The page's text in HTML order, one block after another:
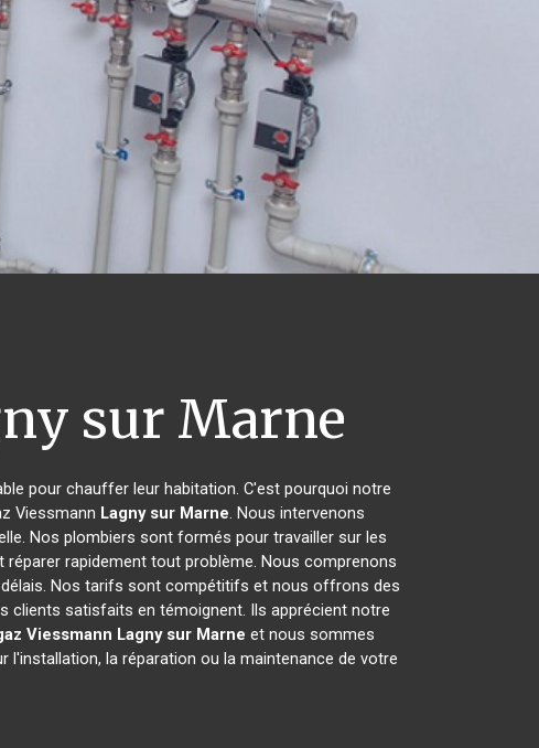
sur Marne
pour chauffer leur habitation. C'est pourquoi notre
Viessmann Lagny sur Marne. Nous intervenons
Nos plombiers sont formés pour travailler sur les
rapidement tout problème. Nous comprenons
Nos tarifs sont compétitifs et nous offrons des
clients satisfaits en témoignent. Ils apprécient notre
Viessmann Lagny sur Marne et nous sommes
la réparation ou la maintenance de votre